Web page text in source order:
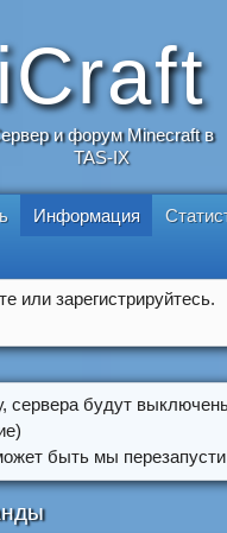
iCraft
и форум Minecraft в
TAS-IX
Информация
или зарегистрируйтесь.
сервера будут
быть мы